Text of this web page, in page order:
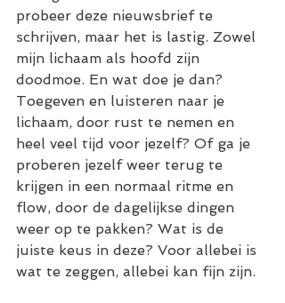
probeer deze nieuwsbrief te
schrijven, maar het is lastig. Zowel
mijn lichaam als hoofd zijn
doodmoe. En wat doe je dan?
Toegeven en luisteren naar je
lichaam, door rust te nemen en
heel veel tijd voor jezelf? Of ga je
proberen jezelf weer terug te
krijgen in een normaal ritme en
flow, door de dagelijkse dingen
weer op te pakken? Wat is de
juiste keus in deze? Voor allebei is
wat te zeggen, allebei kan fijn zijn.